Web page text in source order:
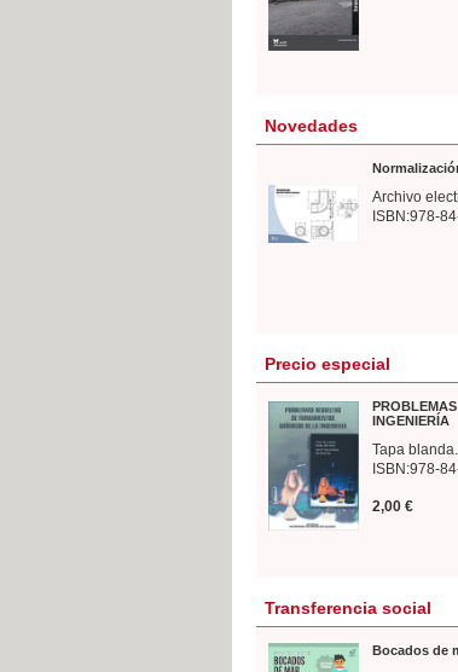
Novedades
Archivo
ISBN:978-
Precio especial
INGENIERÍA
Tapa
ISBN:978-
2,00 €
Transferencia social
Bocados de